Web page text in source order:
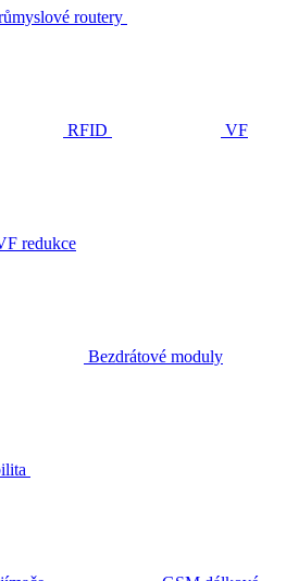
routery
RFID VF
redukce
Bezdrátové moduly